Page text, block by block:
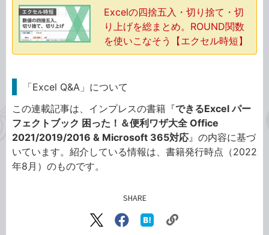
Excelの四捨五入・切り捨て・切
り上げを総まとめ。ROUND関数
を使いこなそう【エクセル時短】
「Excel Q&A」について
この連載記事は、インプレスの書籍『できるExcel パー
フェクトブック 困った！＆便利ワザ大全 Office
2021/2019/2016 & Microsoft 365対応』の内容に基づ
いています。紹介している情報は、書籍発行時点（2022
年8月）のものです。
SHARE
X（旧
Facebook